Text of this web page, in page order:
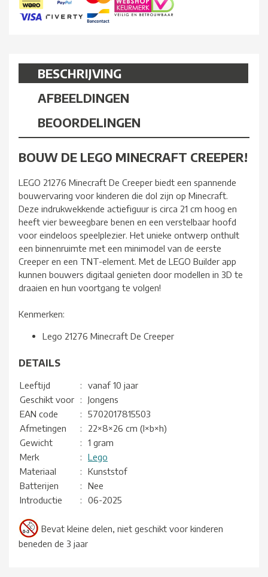
BESCHRIJVING
AFBEELDINGEN
BEOORDELINGEN
BOUW DE LEGO MINECRAFT CREEPER!
LEGO 21276 Minecraft De Creeper biedt een spannende
bouwervaring voor kinderen die dol zijn op Minecraft.
Deze indrukwekkende actiefiguur is circa 21 cm hoog en
heeft vier beweegbare benen en een verstelbaar hoofd
voor eindeloos speelplezier. Het unieke ontwerp onthult
een binnenruimte met een minimodel van de eerste
Creeper en een TNT-element. Met de LEGO Builder app
kunnen bouwers digitaal genieten door modellen in 3D te
draaien en hun voortgang te volgen!
Kenmerken:
Lego 21276 Minecraft De Creeper
DETAILS
Leeftijd :
vanaf 10 jaar
Geschikt voor
:
Jongens
EAN code
:
5702017815503
Afmetingen
:
22×8×26 cm (l×b×h)
Gewicht
:
1 gram
Merk
:
Lego
Materiaal
:
Kunststof
Batterijen
:
Nee
Introductie
: 06-2025
Bevat kleine delen, niet geschikt voor kinderen
beneden de 3 jaar